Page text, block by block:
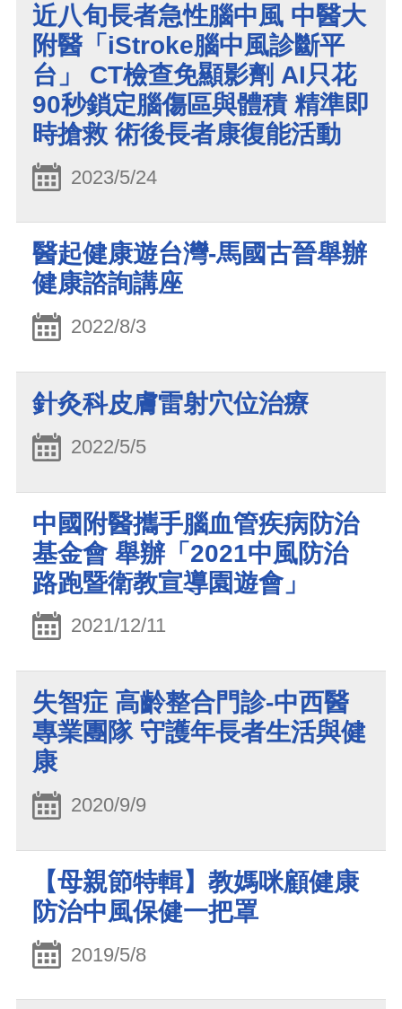
近八旬長者急性腦中風 中醫大
附醫「iStroke腦中風診斷平
台」 CT檢查免顯影劑 AI只花
90秒鎖定腦傷區與體積 精準即
時搶救 術後長者康復能活動
2023/5/24
醫起健康遊台灣-馬國古晉舉辦
健康諮詢講座
2022/8/3
針灸科皮膚雷射穴位治療
2022/5/5
中國附醫攜手腦血管疾病防治
基金會 舉辦「2021中風防治
路跑暨衛教宣導園遊會」
2021/12/11
失智症 高齡整合門診-中西醫
專業團隊 守護年長者生活與健
康
2020/9/9
【母親節特輯】教媽咪顧健康
防治中風保健一把罩
2019/5/8